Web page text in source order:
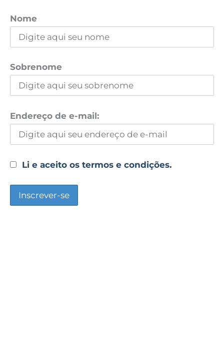
Nome
Sobrenome
Endereço de e-mail:
Li e aceito os termos e condições.